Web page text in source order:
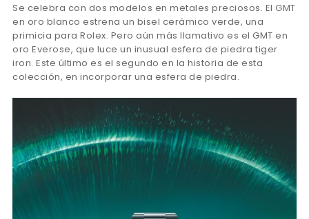
Se celebra con dos modelos en metales preciosos. El GMT
en oro blanco estrena un bisel cerámico verde, una
primicia para Rolex. Pero aún más llamativo es el GMT en
oro Everose, que luce un inusual esfera de piedra tiger
iron. Este último es el segundo en la historia de esta
colección, en incorporar una esfera de piedra.